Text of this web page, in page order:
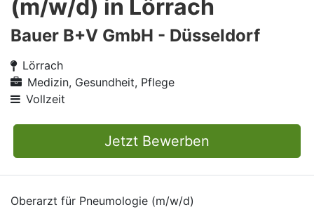
(m/w/d) in Lörrach
Bauer B+V GmbH - Düsseldorf
Lörrach
Medizin, Gesundheit, Pflege
Vollzeit
Jetzt Bewerben
Oberarzt für Pneumologie (m/w/d)